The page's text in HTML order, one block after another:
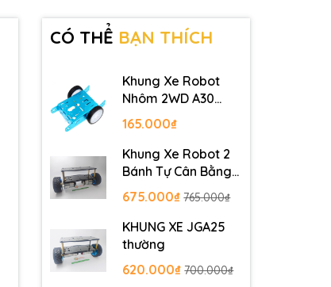
CÓ THỂ BẠN THÍCH
Khung Xe Robot
Nhôm 2WD A30
Metal Robot
Chassis
165.000₫
Khung Xe Robot 2
Bánh Tự Cân Bằng
JGB37-520
675.000₫ 765.000₫
KHUNG XE JGA25
thường
620.000₫ 700.000₫